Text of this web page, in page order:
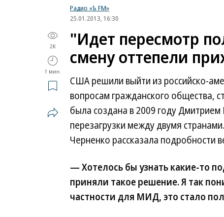
Радио «Ъ FM»
25.01.2013, 16:30
2K
1 мин.
"Идет пересмотр
смену оттепели
США решили выйти из российско-
вопросам гражданского общества,
была создана в 2009 году
перезагрузки между двумя
Черненко рассказала подробности
— Хотелось бы узнать какие-то
приняли такое решение. Я так
частности для МИД, это стало